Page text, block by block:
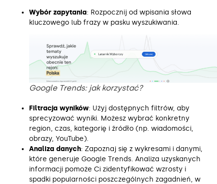
Wybór zapytania: Rozpocznij od wpisania słowa
kluczowego lub frazy w pasku wyszukiwania.
Google Trends: jak korzystać?
Filtracja wyników: Użyj dostępnych filtrów, aby
sprecyzować wyniki. Możesz wybrać konkretny
region, czas, kategorię i źródło (np. wiadomości,
obrazy, YouTube).
Analiza danych: Zapoznaj się z wykresami i danymi,
które generuje Google Trends. Analiza uzyskanych
informacji pomoże Ci zidentyfikować wzrosty i
spadki popularności poszczególnych zagadnień, w